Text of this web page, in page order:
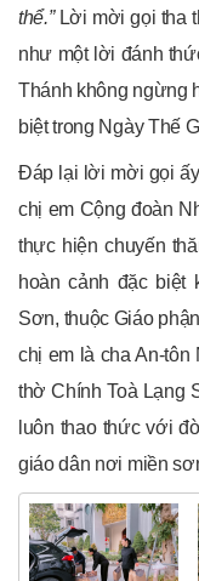
thể.”Lời mời gọi tha
như một lời đánh
Thánh không ngừng
biệt trong Ngày Thế
Đáp lại lời mời gọi
chị em Cộng đoàn
thực hiện chuyến
hoàn cảnh đặc biệt
Sơn, thuộc Giáo
chị em là cha An-
thờ Chính Toà Lạng
luôn thao thức với
giáo dân nơi miền